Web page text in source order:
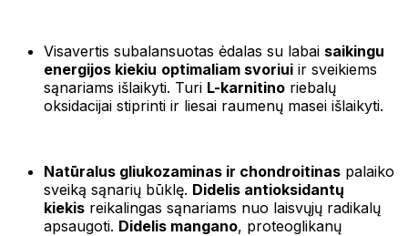
Visavertis subalansuotas ėdalas su labai saikingu
energijos kiekiu optimaliam svoriui ir sveikiems
sąnariams išlaikyti. Turi L-karnitino riebalų
oksidacijai stiprinti ir liesai raumenų masei išlaikyti.
Natūralus gliukozaminas ir chondroitinas palaiko
sveiką sąnarių būklę. Didelis antioksidantų
kiekis reikalingas sąnariams nuo laisvųjų radikalų
apsaugoti. Didelis mangano, proteoglikanų